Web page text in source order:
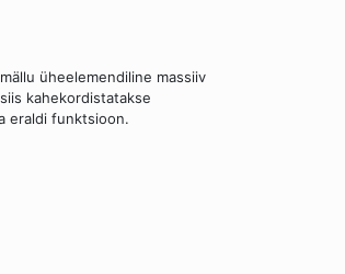
üheelemendiline massiiv
kahekordistatakse
eraldi funktsioon.